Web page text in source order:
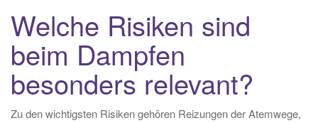
Welche Risiken sind
beim Dampfen
besonders relevant?
Zu den wichtigsten Risiken gehören Reizungen der Atemwege,